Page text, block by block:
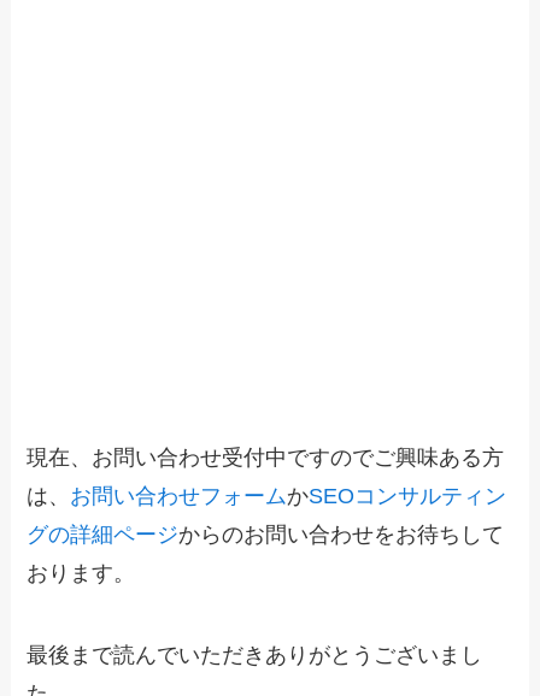
現在、お問い合わせ受付中ですのでご興味ある方
は、 お問い合わせフォームかSEOコンサルティン
グの詳細ページからのお問い合わせをお待ちして
おります。
最後まで読んでいただきありがとうございまし